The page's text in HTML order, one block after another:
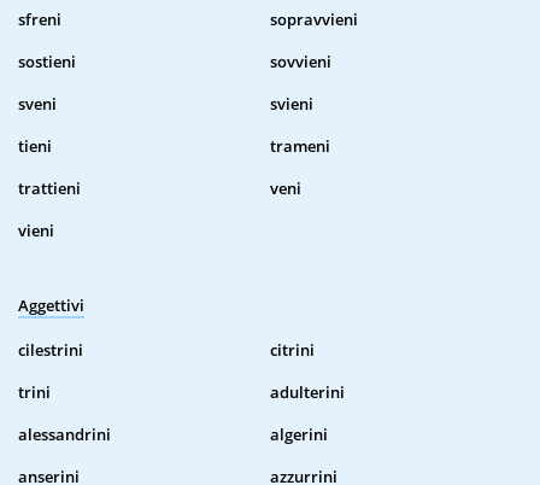
sfreni
sopravvieni
sostieni
sovvieni
sveni
svieni
tieni
trameni
trattieni
veni
vieni
Aggettivi
cilestrini
citrini
trini
adulterini
alessandrini
algerini
anserini
azzurrini